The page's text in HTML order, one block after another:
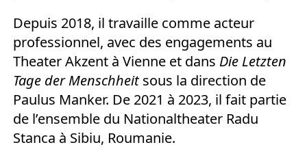
Depuis 2018, il travaille comme acteur
professionnel, avec des engagements au
Theater Akzent à Vienne et dans Die Letzten
Tage der Menschheitsous la direction de
Paulus Manker. De 2021 à 2023, il fait partie
de l’ensemble du Nationaltheater Radu
Stanca à Sibiu, Roumanie.